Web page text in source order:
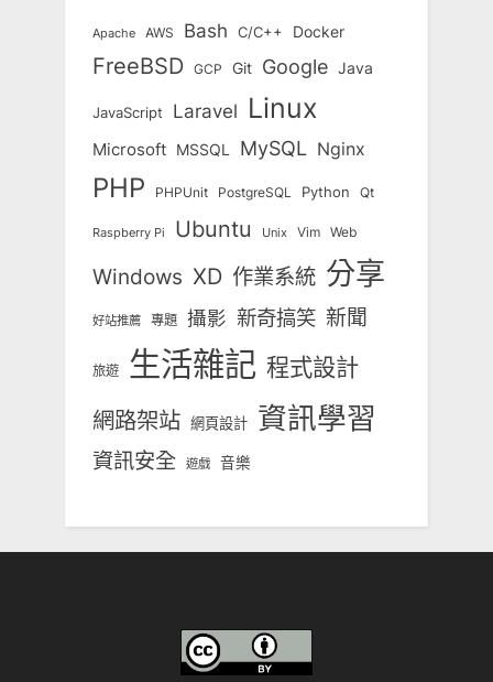
Apache AWS Bash C/C++ Docker
FreeBSD GCP Git Google Java
JavaScript Laravel Linux
Microsoft MSSQL MySQL Nginx
PHP PHPUnit PostgreSQL Python Qt
Raspberry Pi Ubuntu Unix Vim Web
Windows XD 作業系統 分享
好站推薦 專題 攝影 新奇搞笑 新聞
旅遊 生活雜記 程式設計
網路架站 網頁設計 資訊學習
資訊安全 遊戲 音樂